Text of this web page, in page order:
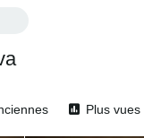
Plus vues